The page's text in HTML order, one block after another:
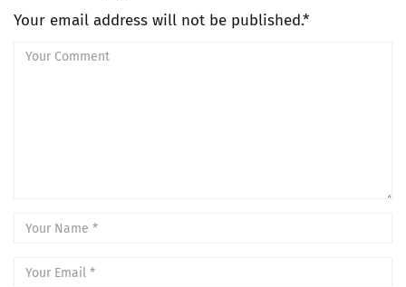
Your email address will not be published.*